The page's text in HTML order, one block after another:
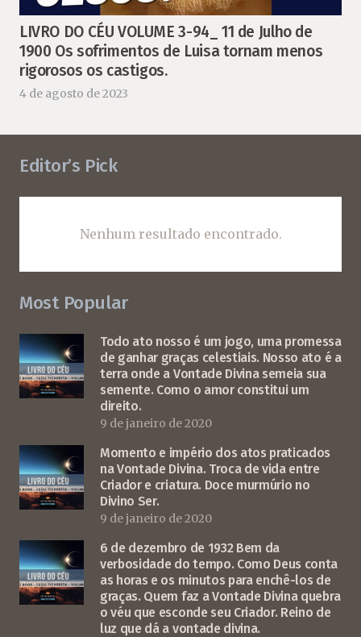
LIVRO DO CÉU VOLUME 3-94_ 11 de Julho de
1900 Os sofrimentos de Luisa tornam menos
rigorosos os castigos.
4 de agosto de 2023
Editor’s Pick
Nenhum resultado encontrado.
Most Popular
Todo ato nosso é um jogo, uma promessa
de ganhar graças celestiais. Nosso ato é a
terra onde a Vontade Divina semeia sua
semente. Como o amor constitui um
direito.
9 de janeiro de 2020
Momento e império dos atos praticados
na Vontade Divina. Troca de vida entre
Criador e criatura. Doce murmúrio no
Divino Ser.
9 de janeiro de 2020
6 de dezembro de 1932 Bem da
verbosidade do tempo. Como Deus conta
as horas e os minutos para enchê-los de
graças. Quem faz a Vontade Divina quebra
o véu que esconde seu Criador. Reino de
luz que dá a vontade divina.